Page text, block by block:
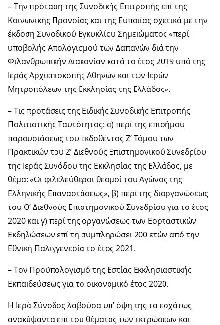
– Την πρόταση της Συνοδικής Επιτροπής επί της
Κοινωνικής Προνοίας και της Ευποιίας σχετικά με την
έκδοση Συνοδικού Εγκυκλίου Σημειώματος «περί
υποβολής Απολογισμού των Δαπανών διά την
Φιλανθρωπικήν Διακονίαν κατά το έτος 2019 υπό της
Ιεράς Αρχιεπισκοπής Αθηνών και των Ιερών
Μητροπόλεων της Εκκλησίας της Ελλάδος».
– Τις προτάσεις της Ειδικής Συνοδικής Επιτροπής
Πολιτιστικής Ταυτότητος: α) περί της επισήμου
παρουσιάσεως του εκδοθέντος Ζ’ Τόμου των
Πρακτικών του Ζ’ Διεθνούς Επιστημονικού Συνεδρίου
της Ιεράς Συνόδου της Εκκλησίας της Ελλάδος, με
θέμα: «Οι φιλελεύθεροι θεσμοί του Αγώνος της
Ελληνικής Επαναστάσεως», β) περί της διοργανώσεως
του Θ’ Διεθνούς Επιστημονικού Συνεδρίου για το έτος
2020 και γ) περί της οργανώσεως των Εορταστικών
Εκδηλώσεων επί τη συμπληρώσει 200 ετών από την
Εθνική Παλιγγενεσία το έτος 2021.
– Τον Προϋπολογισμό της Εστίας Εκκλησιαστικής
Εκπαιδεύσεως για το οικονομικό έτος 2020.
Η Ιερά Σύνοδος λαβούσα υπ’ όψη της τα εσχάτως
ανακύψαντα επί του θέματος των εκτρώσεων και